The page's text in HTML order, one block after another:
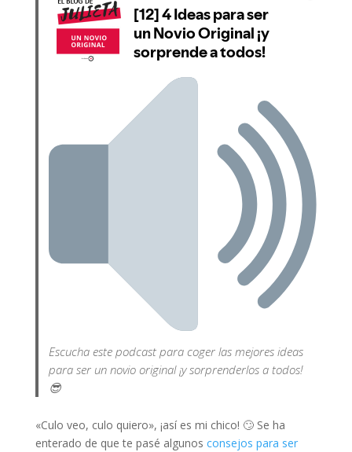
Escucha este podcast para coger las mejores ideas
para ser un novio original ¡y sorprenderlos a todos!
😎
«Culo veo, culo quiero», ¡así es mi chico! 🙄 Se ha
enterado de que te pasé algunos consejos para ser